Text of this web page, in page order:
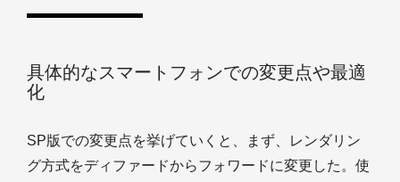
具体的なスマートフォンでの変更点や最適
化
SP版での変更点を挙げていくと、まず、レンダリン
グ方式をディファードからフォワードに変更した。使